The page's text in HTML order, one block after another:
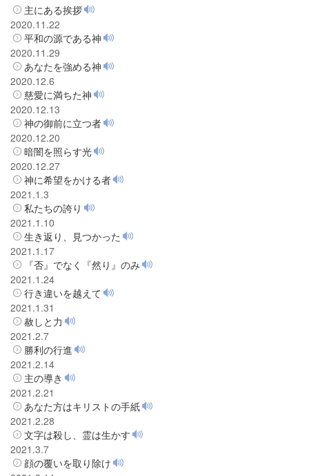
主にある挨拶
2020.11.22
平和の源である神
2020.11.29
あなたを強める神
2020.12.6
慈愛に満ちた神
2020.12.13
神の御前に立つ者
2020.12.20
暗闇を照らす光
2020.12.27
神に希望をかける者
2021.1.3
私たちの誇り
2021.1.10
生き返り、見つかった
2021.1.17
『否』でなく『然り』のみ
2021.1.24
行き違いを越えて
2021.1.31
赦しと力
2021.2.7
勝利の行進
2021.2.14
主の導き
2021.2.21
あなた方はキリストの手紙
2021.2.28
文字は殺し、霊は生かす
2021.3.7
顔の覆いを取り除け